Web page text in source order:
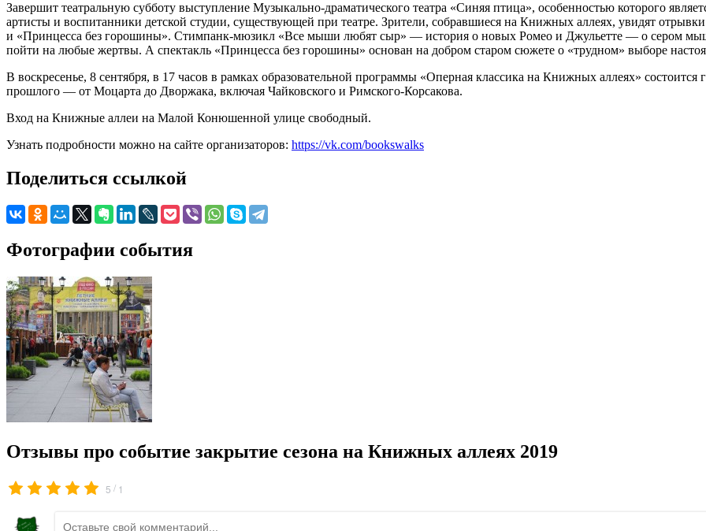
Завершит театральную субботу выступление Музыкально-драматического театра «Синяя птица», особенностью которого
артисты и воспитанники детской студии, существующей при театре. Зрители, собравшиеся на Книжных аллеях, увидят
и «Принцесса без горошины». Стимпанк-мюзикл «Все мыши любят сыр» — история о новых Ромео и Джульетте — о сером
пойти на любые жертвы. А спектакль «Принцесса без горошины» основан на добром старом сюжете о «трудном» выборе
В воскресенье, 8 сентября, в 17 часов в рамках образовательной программы «Оперная классика на Книжных аллеях»
прошлого — от Моцарта до Дворжака, включая Чайковского и Римского-Корсакова.
Вход на Книжные аллеи на Малой Конюшенной улице свободный.
Узнать подробности можно на сайте организаторов: https://vk.com/bookswalks
Поделиться ссылкой
Фотографии события
Отзывы про событие закрытие сезона на Книжных аллеях 2019
5 / 1